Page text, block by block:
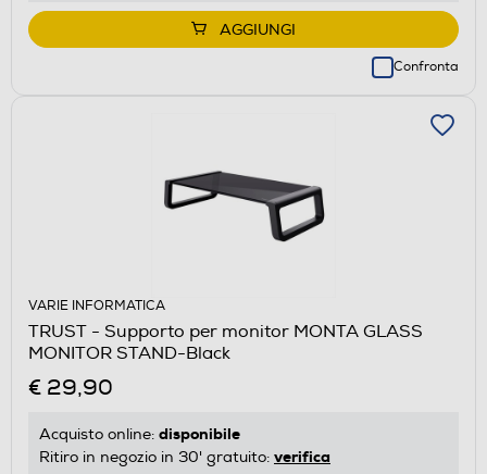
AGGIUNGI
Confronta
VARIE INFORMATICA
TRUST - Supporto per monitor MONTA GLASS
MONITOR STAND-Black
€ 29,90
Acquisto online: disponibile
Ritiro in negozio in 30' gratuito: verifica